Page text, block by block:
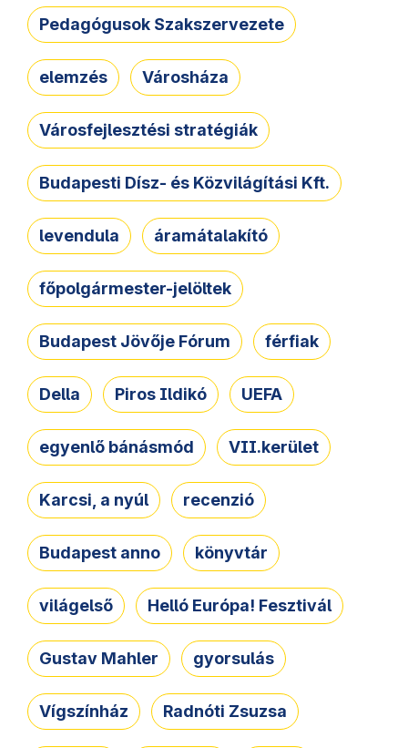
Pedagógusok Szakszervezete
elemzés Városháza
Városfejlesztési stratégiák
Budapesti Dísz- és Közvilágítási Kft.
levendula áramátalakító
főpolgármester-jelöltek
Budapest Jövője Fórum férfiak
Della Piros Ildikó UEFA
egyenlő bánásmód VII.kerület
Karcsi, a nyúl recenzió
Budapest anno könyvtár
világelső Helló Európa! Fesztivál
Gustav Mahler gyorsulás
Vígszínház Radnóti Zsuzsa